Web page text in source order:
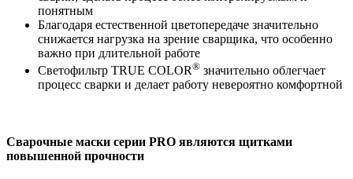
понятным
Благодаря естественной цветопередаче значительно
снижается нагрузка на зрение сварщика, что особенно
важно при длительной работе
Светофильтр TRUE COLOR® значительно облегчает
процесс сварки и делает работу невероятно комфортной
Сварочные маски серии PRO являются щитками
повышенной прочности